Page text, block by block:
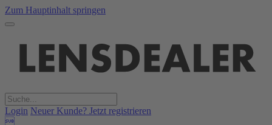
Zum Hauptinhalt springen
Login Neuer Kunde? Jetzt registrieren
